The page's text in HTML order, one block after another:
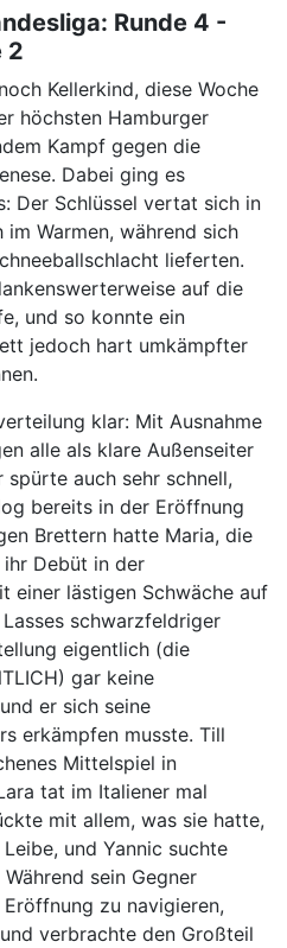
Runde 4 -
2
Kellerkind, diese Woche
höchsten Hamburger
Kampf gegen die
Dabei ging es
Der Schlüssel vertat sich in
Warmen, während sich
lieferten.
auf die
und so konnte ein
jedoch hart umkämpfter
klar: Mit Ausnahme
alle als klare Außenseiter
auch sehr schnell,
bereits in der Eröffnung
Brettern hatte Maria, die
Debüt in der
einer lästigen Schwäche auf
schwarzfeldriger
eigentlich (die
gar keine
er sich seine
erkämpfen musste. Till
Mittelspiel in
tat im Italiener mal
mit allem, was sie hatte,
und Yannic suchte
sein Gegner
zu navigieren,
verbrachte den Großteil